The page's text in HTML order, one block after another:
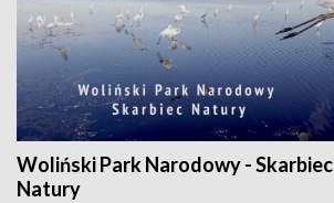
Woliński Park Narodowy - Skarbiec
Natury